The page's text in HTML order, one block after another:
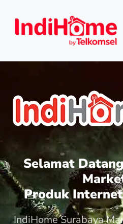
Selamat
Produk
IndiHome Surabaya